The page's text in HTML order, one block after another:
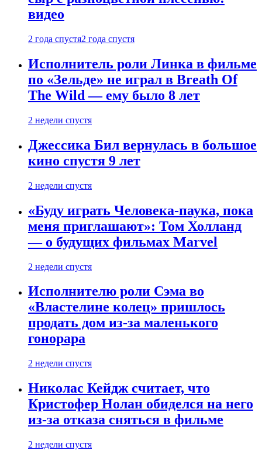
видео
2 года спустя2 года спустя
Исполнитель роли Линка в фильме
по «Зельде» не играл в Breath Of
The Wild — ему было 8 лет
2 недели спустя
Джессика Бил вернулась в большое
кино спустя 9 лет
2 недели спустя
«Буду играть Человека-паука, пока
меня приглашают»: Том Холланд
— о будущих фильмах Marvel
2 недели спустя
Исполнителю роли Сэма во
«Властелине колец» пришлось
продать дом из-за маленького
гонорара
2 недели спустя
Николас Кейдж считает, что
Кристофер Нолан обиделся на него
из-за отказа сняться в фильме
2 недели спустя